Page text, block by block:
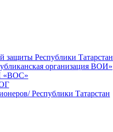
защиты Республики Татарстан
организация ВОИ»
«ВОС»
Республики Татарстан